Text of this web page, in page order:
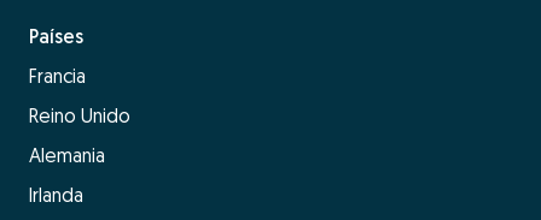
Países
Francia
Reino Unido
Alemania
Irlanda